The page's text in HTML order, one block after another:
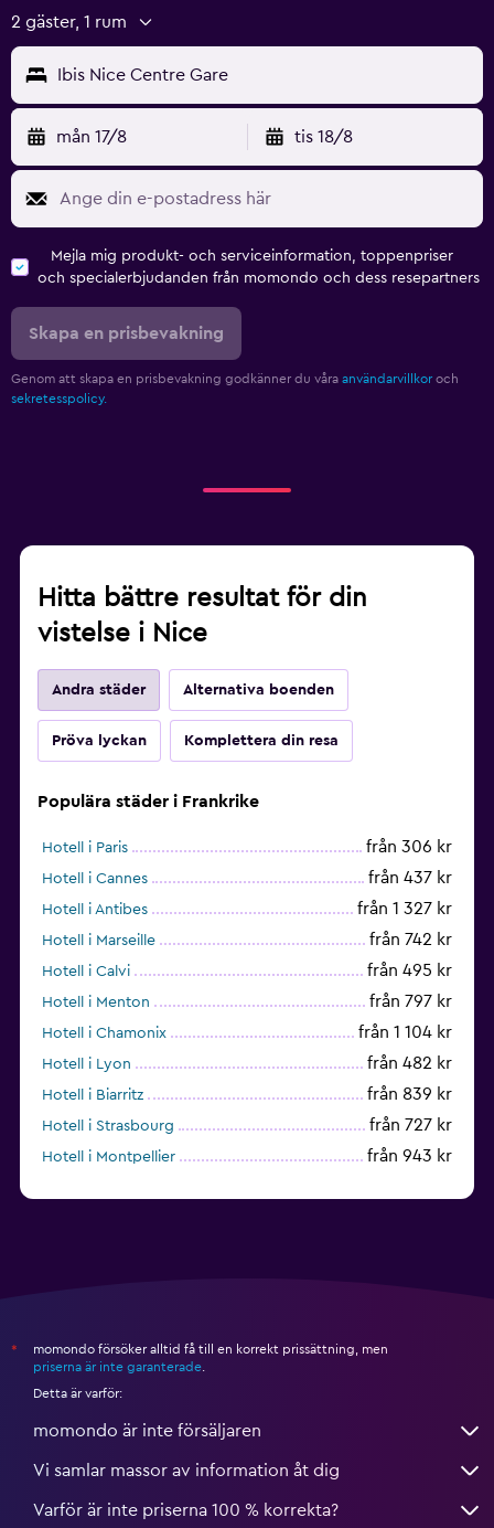
2 gäster, 1 rum
Ibis Nice Centre Gare
mån 17/8 tis 18/8
Mejla mig produkt- och serviceinformation, toppenpriser
och specialerbjudanden från momondo och dess resepartners
Skapa en prisbevakning
Genom att skapa en prisbevakning godkänner du våra användarvillkor och
sekretesspolicy.
Hitta bättre resultat för din
vistelse i Nice
Andra städer Alternativa boenden
Pröva lyckan Komplettera din resa
Populära städer i Frankrike
Hotell i Paris från 306 kr
Hotell i Cannes från 437 kr
Hotell i Antibes från 1 327 kr
Hotell i Marseille från 742 kr
Hotell i Calvi från 495 kr
Hotell i Menton från 797 kr
Hotell i Chamonix från 1 104 kr
Hotell i Lyon från 482 kr
Hotell i Biarritz från 839 kr
Hotell i Strasbourg från 727 kr
Hotell i Montpellier från 943 kr
*
momondo försöker alltid få till en korrekt prissättning, men
priserna är inte garanterade
Detta är varför:
momondo är inte försäljaren
Vi samlar massor av information åt dig
Varför är inte priserna 100 % korrekta?